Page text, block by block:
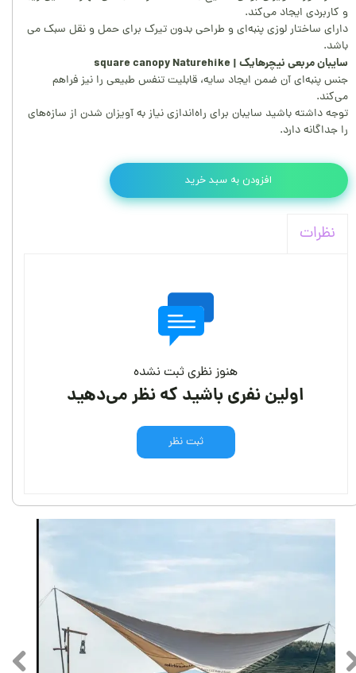
و کاربردی ایجاد می‌کند.
دارای ساختار لوزی پنبه‌ای و طراحی بدون تیرک برای حمل و نقل سبک می
باشد.
سایبان مربعی نیچرهایک | square canopy Naturehike
جنس پنبه‌ای آن ضمن ایجاد سایه، قابلیت تنفس طبیعی را نیز فراهم
می‌کند.
توجه داشته باشید سایبان برای راه‌اندازی نیاز به آویزان شدن از سازه‌های
را جداگانه دارد.
افزودن به سبد خرید
نظرات
هنوز نظری ثبت نشده
اولین نفری باشید که نظر می‌دهید
ثبت نظر